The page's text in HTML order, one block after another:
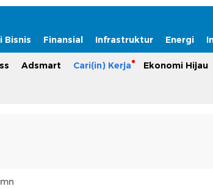
Bisnis Finansial Infrastruktur Energi
Adsmart Cari(in) Kerja Ekonomi Hijau